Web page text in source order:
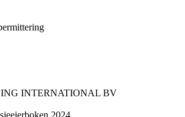
INTERNATIONAL BV
2024